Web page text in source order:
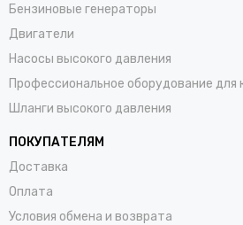
Бензиновые генераторы
Двигатели
Насосы высокого давления
Профессиональное оборудование для
Шланги высокого давления
ПОКУПАТЕЛЯМ
Доставка
Оплата
Условия обмена и возврата